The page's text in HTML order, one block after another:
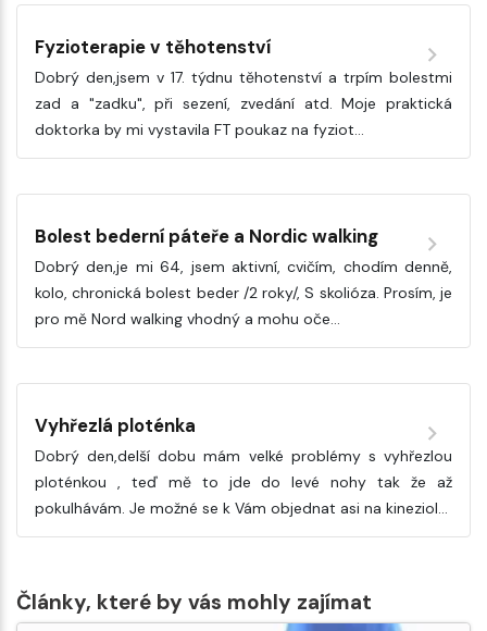
Fyzioterapie v těhotenství
Dobrý den,jsem v 17. týdnu těhotenství a trpím bolestmi
zad a "zadku", při sezení, zvedání atd. Moje praktická
doktorka by mi vystavila FT poukaz na fyziot…
Bolest bederní páteře a Nordic walking
Dobrý den,je mi 64, jsem aktivní, cvičím, chodím denně,
kolo, chronická bolest beder /2 roky/, S skolióza. Prosím, je
pro mě Nord walking vhodný a mohu oče…
Vyhřezlá ploténka
Dobrý den,delší dobu mám velké problémy s vyhřezlou
ploténkou , teď mě to jde do levé nohy tak že až
pokulhávám. Je možné se k Vám objednat asi na kineziol…
Články, které by vás mohly zajímat